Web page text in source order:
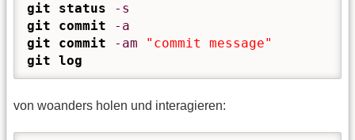
git status
-s
git commit
-a
git commit
-am
"commit message"
git log
von woanders holen und interagieren: